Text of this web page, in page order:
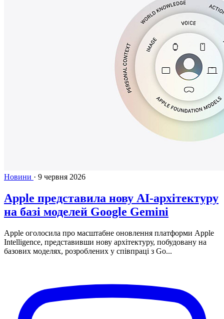
Новини · 9 червня 2026
Apple представила нову AI-архітектуру
на базі моделей Google Gemini
Apple оголосила про масштабне оновлення платформи Apple
Intelligence, представивши нову архітектуру, побудовану на
базових моделях, розроблених у співпраці з Go...